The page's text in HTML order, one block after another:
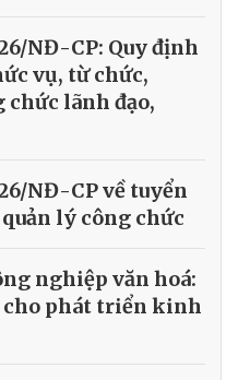
NĐ-CP: Quy định
vụ, từ chức,
lãnh đạo,
NĐ-CP về tuyển
lý công chức
nghiệp văn hoá:
cho phát triển kinh